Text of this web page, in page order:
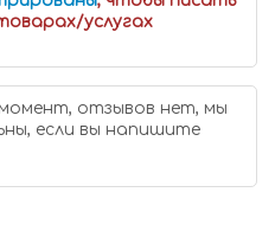
услугах
отзывов нет, мы
если вы напишите